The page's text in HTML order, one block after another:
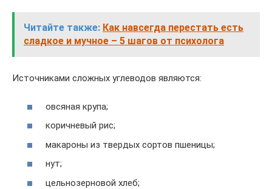
Читайте также: Как навсегда перестать есть
сладкое и мучное – 5 шагов от психолога
Источниками сложных углеводов являются:
овсяная крупа;
коричневый рис;
макароны из твердых сортов пшеницы;
нут;
цельнозерновой хлеб;